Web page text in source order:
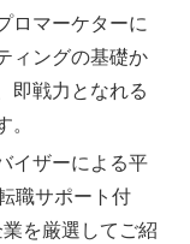
ロマーケターに
ィングの基礎か
即戦力となれる
。
イザーによる平
職サポート付
を厳選してご紹